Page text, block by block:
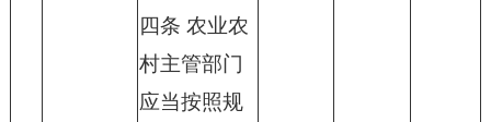
四条 农业农
村主管部门
应当按照规